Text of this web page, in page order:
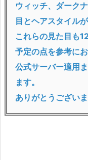
ウィッチ、ダーク
目とヘアスタイル
これらの見た目も
予定の点を参​​考に
公式サーバー適用
ます。
ありがとうございま